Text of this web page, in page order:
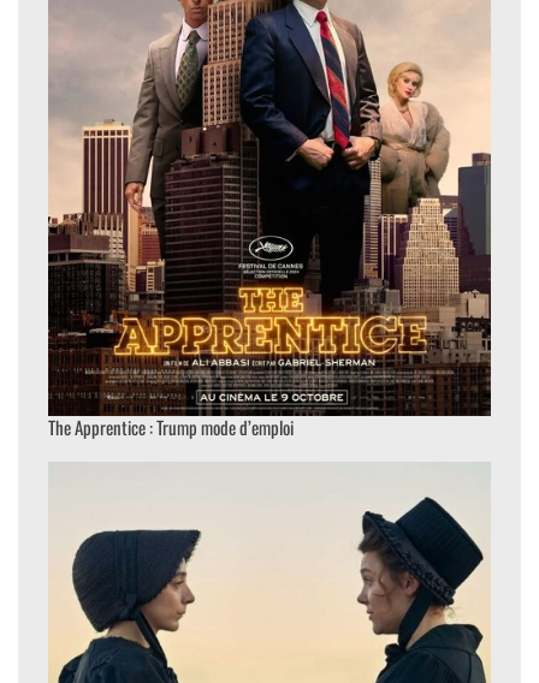
The Apprentice : Trump mode d’emploi